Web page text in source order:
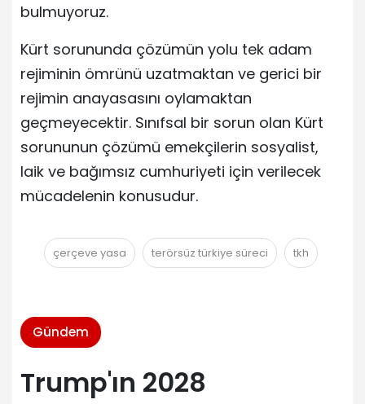
bulmuyoruz.
Kürt sorununda çözümün yolu tek adam
rejiminin ömrünü uzatmaktan ve gerici bir
rejimin anayasasını oylamaktan
geçmeyecektir. Sınıfsal bir sorun olan Kürt
sorununun çözümü emekçilerin sosyalist,
laik ve bağımsız cumhuriyeti için verilecek
mücadelenin konusudur.
çerçeve yasa terörsüz türkiye süreci tkh
Gündem
Trump'ın 2028